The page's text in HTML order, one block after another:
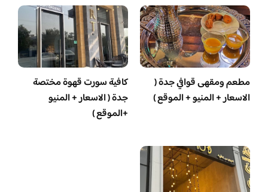
مطعم ومقهى قوافي جدة (
الاسعار + المنيو + الموقع )
كافية سورت قهوة مختصة
جدة ( الاسعار + المنيو
+الموقع )